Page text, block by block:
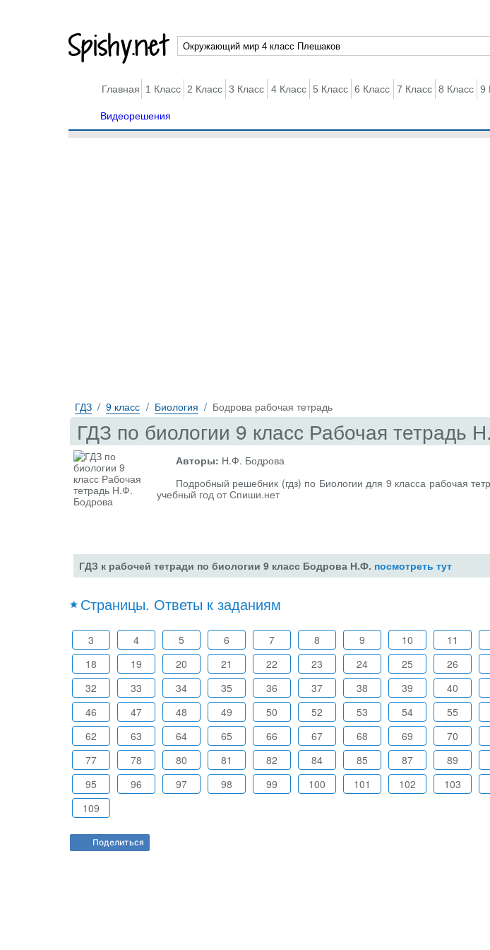
Spishy.net
Главная 1 Класс 2 Класс 3 Класс 4 Класс 5 Класс 6 Класс 7 Класс 8 Класс 9
Видеорешения
ГДЗ 9 класс Биология Бодрова рабочая тетрадь
ГДЗ по биологии 9 класс Рабочая тетрадь
Авторы: Н.Ф. Бодрова
Подробный решебник (гдз) по Биологии для 9 класса рабочая
учебный год от Спиши.нет
ГДЗ к рабочей тетради по биологии 9 класс Бодрова Н.Ф. посмотреть тут
Страницы. Ответы к заданиям
3 4 5 6 7 8 9 10 11
18
19 20 21 22 23 24 25 26
32
33 34 35 36 37 38 39 40
46
47 48 49 50 52 53 54 55
62
63 64 65 66 67 68 69 70
77
78 80 81 82 84 85 87 89
95
96 97 98 99 100 101 102 103
109
Поделиться